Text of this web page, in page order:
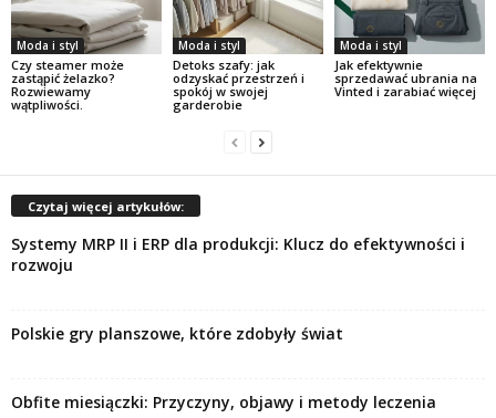
Moda i styl
Czy steamer może
zastąpić żelazko?
Rozwiewamy
wątpliwości.
Moda i styl
Detoks szafy: jak
odzyskać przestrzeń i
spokój w swojej
garderobie
Moda i styl
Jak efektywnie
sprzedawać ubrania na
Vinted i zarabiać więcej
Czytaj więcej artykułów:
Systemy MRP II i ERP dla produkcji: Klucz do efektywności i
rozwoju
Polskie gry planszowe, które zdobyły świat
Obfite miesiączki: Przyczyny, objawy i metody leczenia